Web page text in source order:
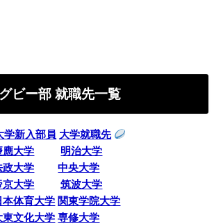
ビー部 就職先一覧
学新入部員 大学就職先
應大学
明治大学
政大学
中央大学
京大学
筑波大学
本体育大学 関東学院大学
東文化大学 専修大学